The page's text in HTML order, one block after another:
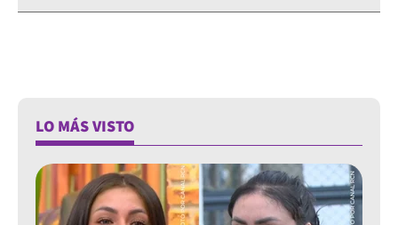
LO MÁS VISTO